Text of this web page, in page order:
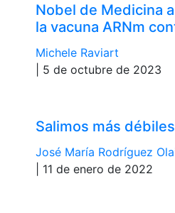
Nobel de Medicina
la vacuna ARNm
Michele Raviart
| 5 de octubre de 2023
Salimos más débiles
José María Rodríguez
| 11 de enero de 2022